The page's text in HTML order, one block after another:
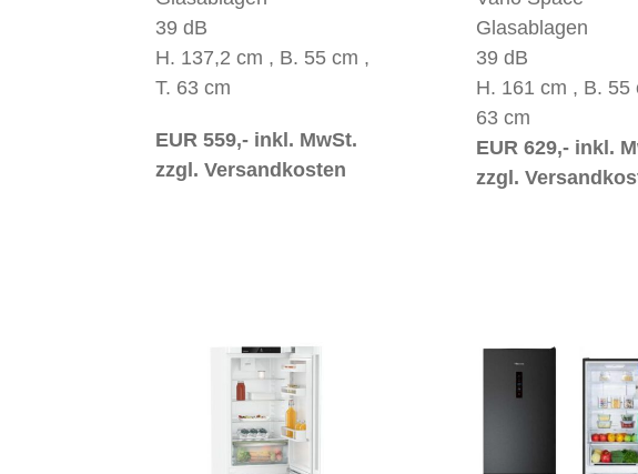
39 dB
H. 137,2 cm , B. 55 cm ,
T. 63 cm
EUR 559,- inkl. MwSt.
zzgl. Versandkosten
Glasablagen
39 dB
H. 161 cm , B. 55
63 cm
EUR 629,- inkl.
zzgl.